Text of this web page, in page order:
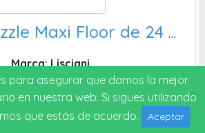
Lisciani Puzzle Maxi Floor de 24 piezas, Bing 81202 - Rompecabezas para niños a partir de 3 años
Marca: Lisciani
Ver precio
para asegurar que damos la mejor
en nuestra web. Si sigues utilizando
que estás de acuerdo.
Aceptar